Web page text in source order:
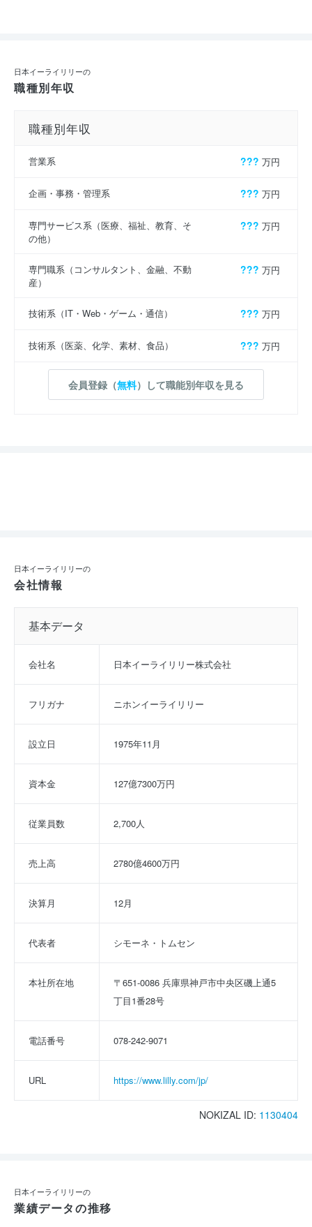
日本イーライリリーの
職種別年収
職種別年収
営業系 ??? 万円
企画・事務・管理系 ??? 万円
専門サービス系（医療、福祉、教育、そ
の他）
??? 万円
専門職系（コンサルタント、金融、不動
産）
??? 万円
技術系（IT・Web・ゲーム・通信） ??? 万円
技術系（医薬、化学、素材、食品） ??? 万円
会員登録（無料）して職能別年収を見る
日本イーライリリーの
会社情報
基本データ
会社名 日本イーライリリー株式会社
フリガナ ニホンイーライリリー
設立日 1975年11月
資本金 127億7300万円
従業員数 2,700人
売上高 2780億4600万円
決算月 12月
代表者 シモーネ・トムセン
本社所在地
〒651-0086 兵庫県神戸市中央区磯上通5
丁目1番28号
電話番号 078-242-9071
URL https://www.lilly.com/jp/
NOKIZAL ID: 1130404
日本イーライリリーの
業績データの推移